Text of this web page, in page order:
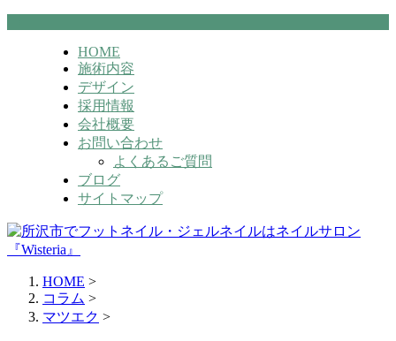
HOME
施術内容
デザイン
採用情報
会社概要
お問い合わせ
よくあるご質問
ブログ
サイトマップ
HOME >
コラム >
マツエク >